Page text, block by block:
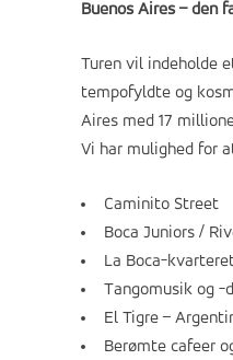
Buenos Aires – den
Turen vil indeholde
tempofyldte og
Aires med 17
Vi har mulighed for
Caminito Street
Boca Juniors /
La Boca-
Tangomusik og -
El Tigre –
Berømte cafeer